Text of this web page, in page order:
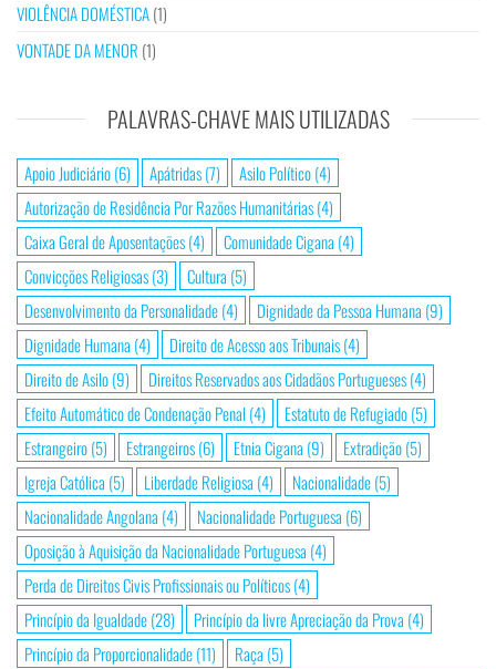
VIOLÊNCIA DOMÉSTICA(1)
VONTADE DA MENOR (1)
PALAVRAS-CHAVE MAIS UTILIZADAS
Apoio Judiciário(6) Apátridas(7) Asilo Político(4)
Autorização de Residência Por Razões Humanitárias(4)
Caixa Geral de Aposentações(4) Comunidade Cigana (4)
Convicções Religiosas(3) Cultura (5)
Desenvolvimento da Personalidade(4) Dignidade da Pessoa Humana (9)
Dignidade Humana (4) Direito de Acesso aos Tribunais(4)
Direito de Asilo(9) Direitos Reservados aos Cidadãos Portugueses(4)
Efeito Automático de Condenação Penal (4) Estatuto de Refugiado(5)
Estrangeiro(5) Estrangeiros(6) Etnia Cigana (9) Extradição(5)
Igreja Católica (5) Liberdade Religiosa (4) Nacionalidade(5)
Nacionalidade Angolana (4) Nacionalidade Portuguesa (6)
Oposição à Aquisição da Nacionalidade Portuguesa (4)
Perda de Direitos Civis Profissionais ou Políticos(4)
Princípio da Igualdade(28) Princípio da livre Apreciação da Prova (4)
Princípio da Proporcionalidade(11) Raça (5)